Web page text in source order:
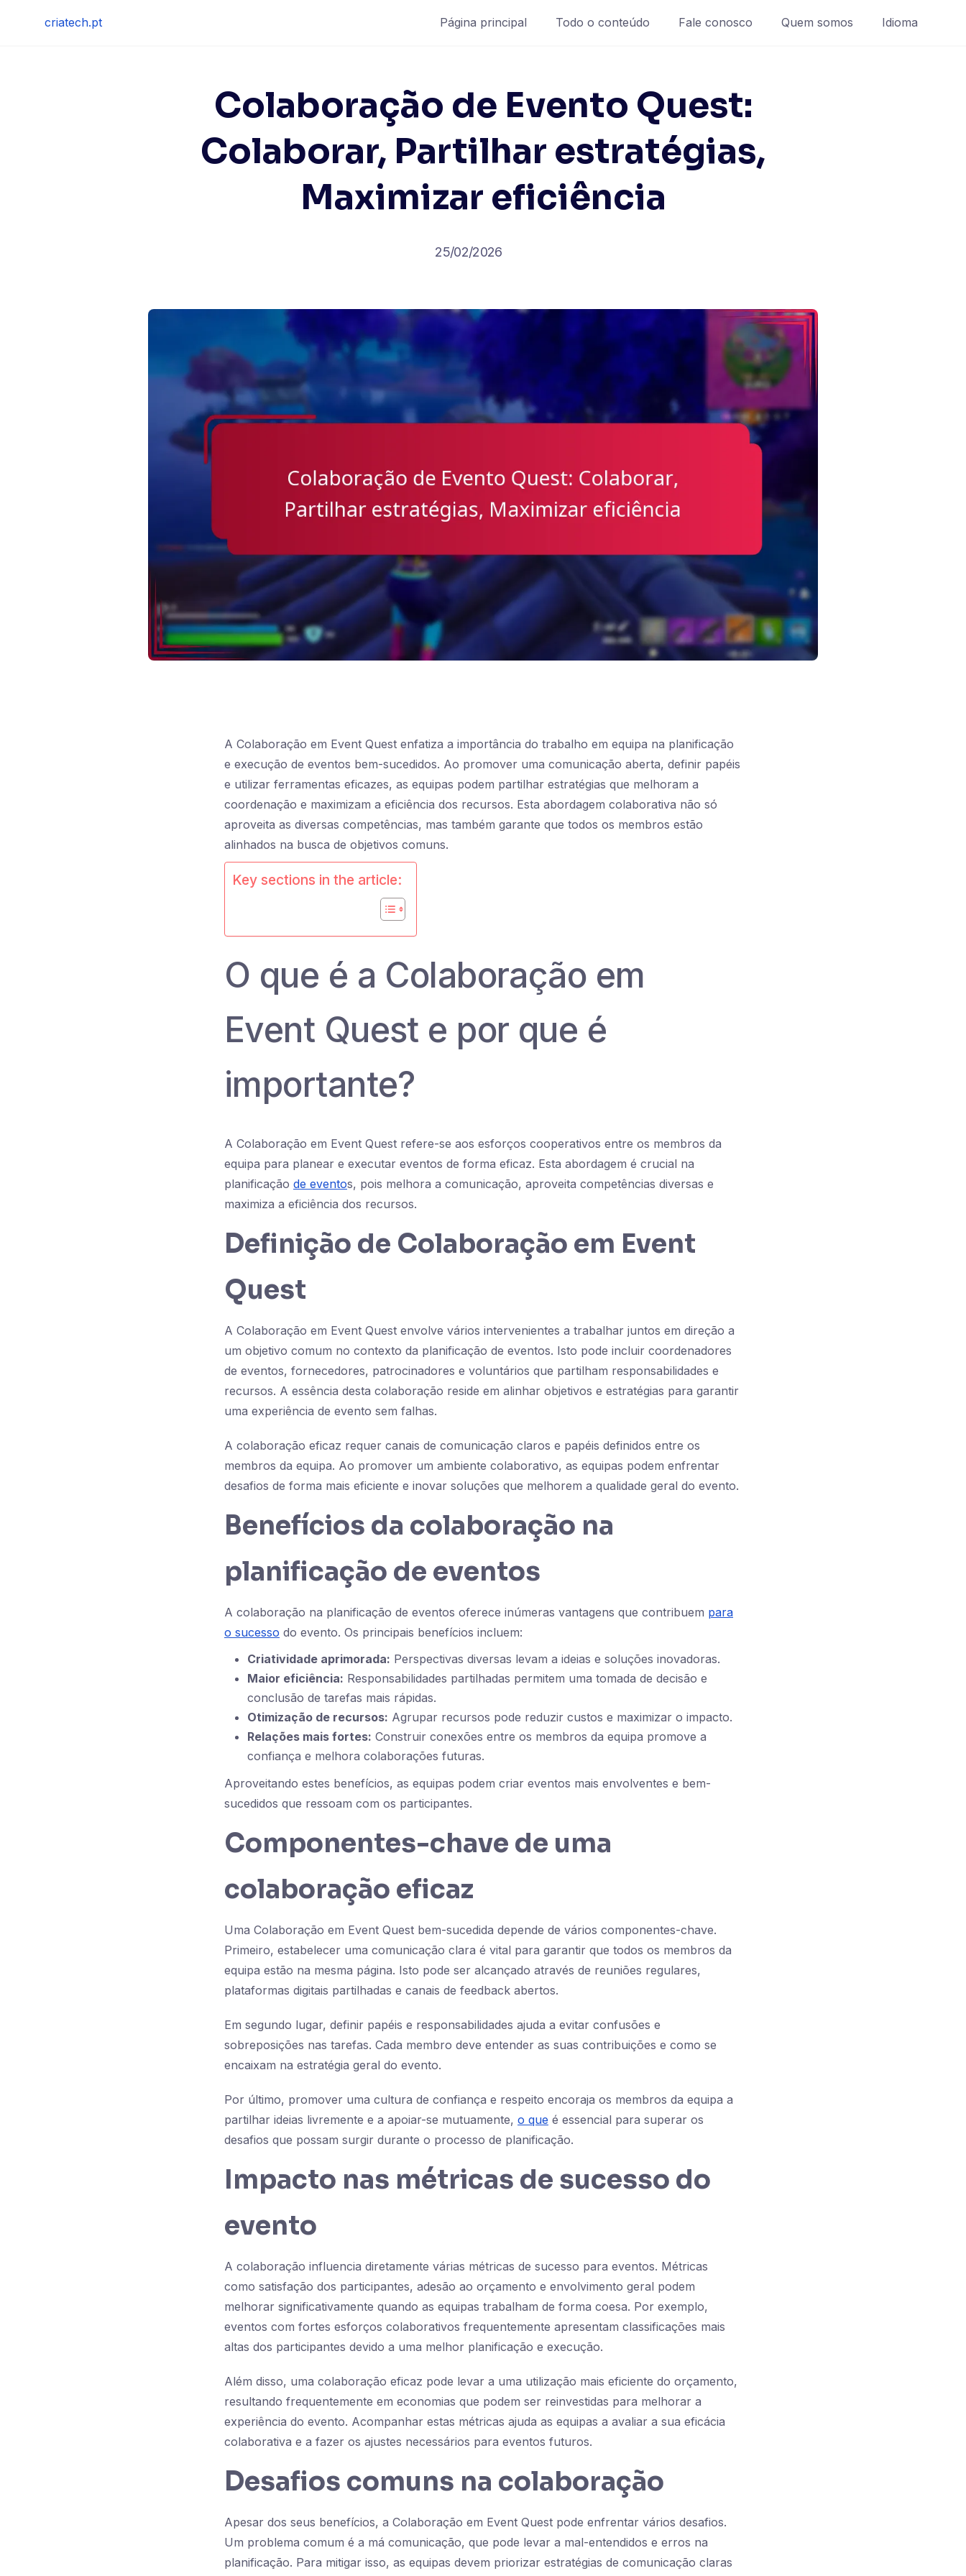
criatech.pt Página principal Todo o conteúdo Fale conosco Quem somos Idioma
Colaboração de Evento Quest:
Colaborar, Partilhar estratégias,
Maximizar eficiência
25/02/2026
A Colaboração em Event Quest enfatiza a importância do trabalho em equipa na planificação
e execução de eventos bem-sucedidos. Ao promover uma comunicação aberta, definir papéis
e utilizar ferramentas eficazes, as equipas podem partilhar estratégias que melhoram a
coordenação e maximizam a eficiência dos recursos. Esta abordagem colaborativa não só
aproveita as diversas competências, mas também garante que todos os membros estão
alinhados na busca de objetivos comuns.
Key sections in the article:
O que é a Colaboração em
Event Quest e por que é
importante?
A Colaboração em Event Quest refere-se aos esforços cooperativos entre os membros da
equipa para planear e executar eventos de forma eficaz. Esta abordagem é crucial na
planificação de eventos, pois melhora a comunicação, aproveita competências diversas e
maximiza a eficiência dos recursos.
Definição de Colaboração em Event
Quest
A Colaboração em Event Quest envolve vários intervenientes a trabalhar juntos em direção a
um objetivo comum no contexto da planificação de eventos. Isto pode incluir coordenadores
de eventos, fornecedores, patrocinadores e voluntários que partilham responsabilidades e
recursos. A essência desta colaboração reside em alinhar objetivos e estratégias para garantir
uma experiência de evento sem falhas.
A colaboração eficaz requer canais de comunicação claros e papéis definidos entre os
membros da equipa. Ao promover um ambiente colaborativo, as equipas podem enfrentar
desafios de forma mais eficiente e inovar soluções que melhorem a qualidade geral do evento.
Benefícios da colaboração na
planificação de eventos
A colaboração na planificação de eventos oferece inúmeras vantagens que contribuem para
o sucesso do evento. Os principais benefícios incluem:
Criatividade aprimorada: Perspectivas diversas levam a ideias e soluções inovadoras.
Maior eficiência: Responsabilidades partilhadas permitem uma tomada de decisão e
conclusão de tarefas mais rápidas.
Otimização de recursos: Agrupar recursos pode reduzir custos e maximizar o impacto.
Relações mais fortes: Construir conexões entre os membros da equipa promove a
confiança e melhora colaborações futuras.
Aproveitando estes benefícios, as equipas podem criar eventos mais envolventes e bem-
sucedidos que ressoam com os participantes.
Componentes-chave de uma
colaboração eficaz
Uma Colaboração em Event Quest bem-sucedida depende de vários componentes-chave.
Primeiro, estabelecer uma comunicação clara é vital para garantir que todos os membros da
equipa estão na mesma página. Isto pode ser alcançado através de reuniões regulares,
plataformas digitais partilhadas e canais de feedback abertos.
Em segundo lugar, definir papéis e responsabilidades ajuda a evitar confusões e
sobreposições nas tarefas. Cada membro deve entender as suas contribuições e como se
encaixam na estratégia geral do evento.
Por último, promover uma cultura de confiança e respeito encoraja os membros da equipa a
partilhar ideias livremente e a apoiar-se mutuamente, o que é essencial para superar os
desafios que possam surgir durante o processo de planificação.
Impacto nas métricas de sucesso do
evento
A colaboração influencia diretamente várias métricas de sucesso para eventos. Métricas
como satisfação dos participantes, adesão ao orçamento e envolvimento geral podem
melhorar significativamente quando as equipas trabalham de forma coesa. Por exemplo,
eventos com fortes esforços colaborativos frequentemente apresentam classificações mais
altas dos participantes devido a uma melhor planificação e execução.
Além disso, uma colaboração eficaz pode levar a uma utilização mais eficiente do orçamento,
resultando frequentemente em economias que podem ser reinvestidas para melhorar a
experiência do evento. Acompanhar estas métricas ajuda as equipas a avaliar a sua eficácia
colaborativa e a fazer os ajustes necessários para eventos futuros.
Desafios comuns na colaboração
Apesar dos seus benefícios, a Colaboração em Event Quest pode enfrentar vários desafios.
Um problema comum é a má comunicação, que pode levar a mal-entendidos e erros na
planificação. Para mitigar isso, as equipas devem priorizar estratégias de comunicação claras